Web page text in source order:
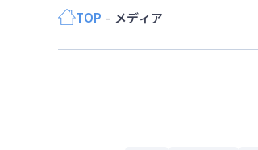
TOP メディア